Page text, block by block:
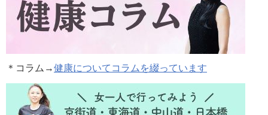
＊コラム →健康についてコラムを綴っています